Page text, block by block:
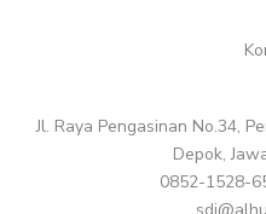
Jl. Raya Pengasinan No.34,
Depok,
0852-1528-